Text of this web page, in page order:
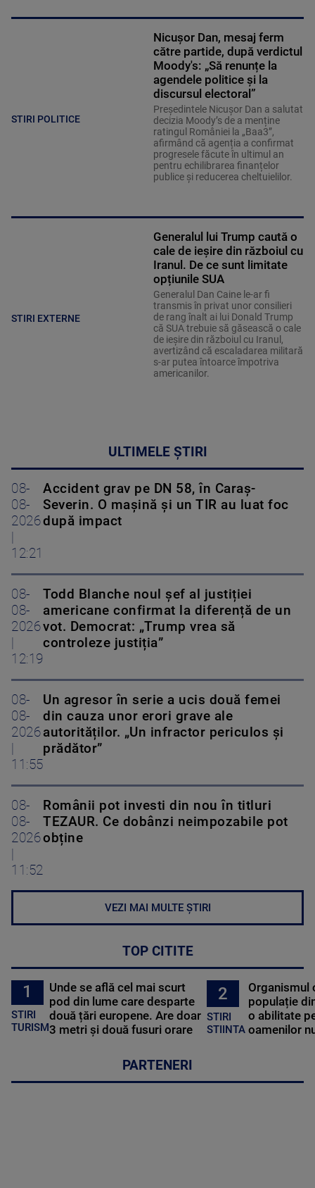
STIRI POLITICE
Nicușor Dan, mesaj ferm
către partide, după verdictul
Moody's: „Să renunțe la
agendele politice şi la
discursul electoral”
Președintele Nicușor Dan a salutat
decizia Moody’s de a menține
ratingul României la „Baa3”,
afirmând că agenția a confirmat
progresele făcute în ultimul an
pentru echilibrarea finanțelor
publice și reducerea cheltuielilor.
STIRI EXTERNE
Generalul lui Trump caută o
cale de ieșire din războiul cu
Iranul. De ce sunt limitate
opțiunile SUA
Generalul Dan Caine le-ar fi
transmis în privat unor consilieri
de rang înalt ai lui Donald Trump
că SUA trebuie să găsească o cale
de ieșire din războiul cu Iranul,
avertizând că escaladarea militară
s-ar putea întoarce împotriva
americanilor.
ULTIMELE ȘTIRI
08-
08-
2026
12:21
Accident grav pe DN 58, în Caraș-
Severin. O mașină și un TIR au luat foc
după impact
08-
08-
2026
12:19
Todd Blanche noul șef al justiției
americane confirmat la diferență de un
vot. Democrat: „Trump vrea să
controleze justiția”
08-
08-
2026
11:55
Un agresor în serie a ucis două femei
din cauza unor erori grave ale
autorităților. „Un infractor periculos și
prădător”
08-
08-
2026
11:52
Românii pot investi din nou în titluri
TEZAUR. Ce dobânzi neimpozabile pot
obține
VEZI MAI MULTE ȘTIRI
TOP CITITE
1
STIRI
TURISM
Unde se află cel mai scurt
pod din lume care desparte
două țări europene. Are doar
3 metri și două fusuri orare
2
STIRI
STIINTA
Organismul
populație
o abilitate
oamenilor
PARTENERI